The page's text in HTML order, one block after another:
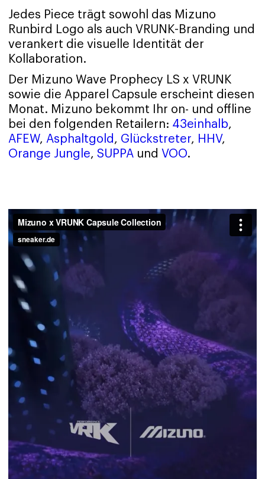
Jedes Piece trägt sowohl das Mizuno
Runbird Logo als auch VRUNK-Branding und
verankert die visuelle Identität der
Kollaboration.
Der Mizuno Wave Prophecy LS x VRUNK
sowie die Apparel Capsule erscheint diesen
Monat. Mizuno bekommt Ihr on- und offline
bei den folgenden Retailern: 43einhalb,
AFEW, Asphaltgold , Glückstreter, HHV,
Orange Jungle, SUPPA und VOO.